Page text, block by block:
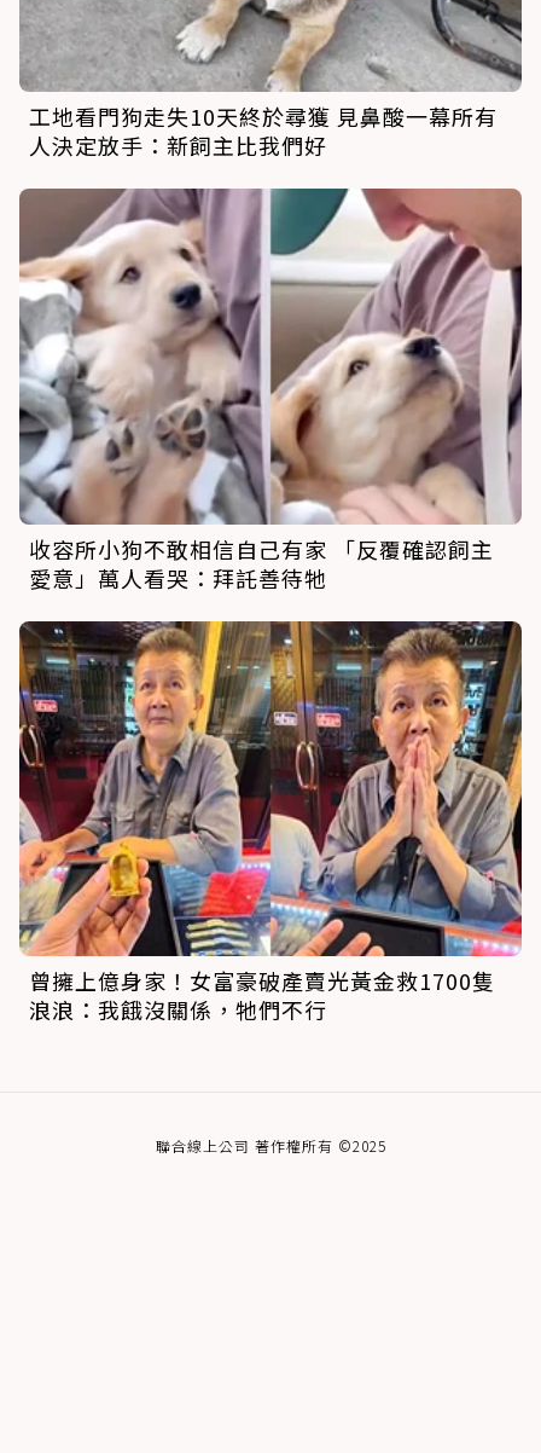
工地看門狗走失10天終於尋獲 見鼻酸一幕所有
人決定放手：新飼主比我們好
收容所小狗不敢相信自己有家 「反覆確認飼主
愛意」萬人看哭：拜託善待牠
曾擁上億身家！女富豪破產賣光黃金救1700隻
浪浪：我餓沒關係，牠們不行
聯合線上公司 著作權所有 ©2025